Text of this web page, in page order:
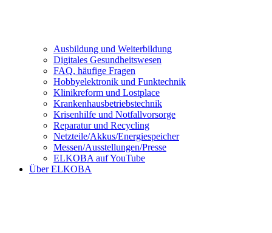
Ausbildung und Weiterbildung
Digitales Gesundheitswesen
FAQ, häufige Fragen
Hobbyelektronik und Funktechnik
Klinikreform und Lostplace
Krankenhausbetriebstechnik
Krisenhilfe und Notfallvorsorge
Reparatur und Recycling
Netzteile/Akkus/Energiespeicher
Messen/Ausstellungen/Presse
ELKOBA auf YouTube
Über ELKOBA